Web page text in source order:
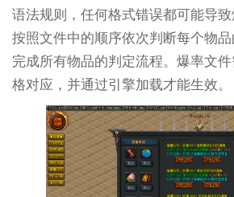
语法规则，任何格式错误都可能导
按照文件中的顺序依次判断每个物
完成所有物品的判定流程。爆率文
格对应，并通过引擎加载才能生效。